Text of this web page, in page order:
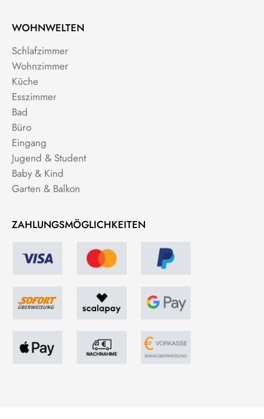
WOHNWELTEN
Schlafzimmer
Wohnzimmer
Küche
Esszimmer
Bad
Büro
Eingang
Jugend & Student
Baby & Kind
Garten & Balkon
ZAHLUNGSMÖGLICHKEITEN